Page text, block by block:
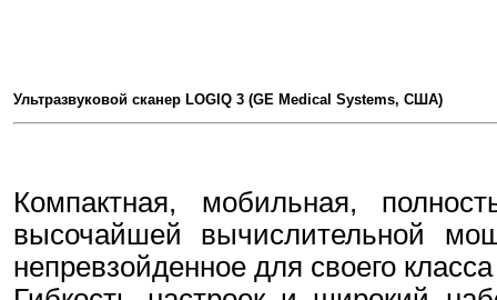
Ультразвуковой сканер LOGIQ 3 (GE Medical Systems, США)
Компактная, мобильная,
высочайшей вычислительной
непревзойденное для своего